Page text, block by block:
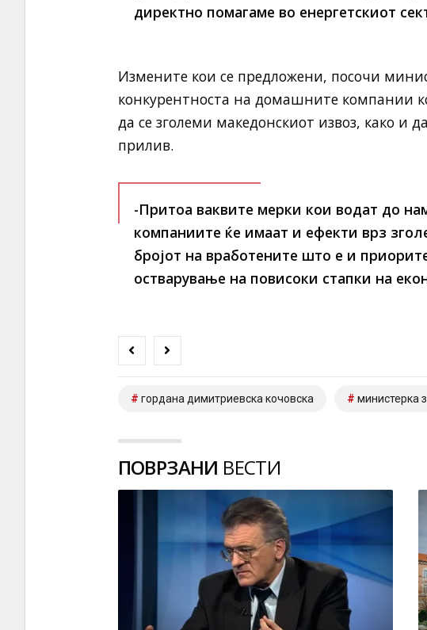
директно помагаме во енергетскиот
Измените кои се предложени, посочи
конкурентноста на домашните компании
да се зголеми македонскиот извоз, како и
прилив.
-Притоа ваквите мерки кои водат до
компаниите ќе имаат и ефекти врз
бројот на вработените што е и
остварување на повисоки стапки на
гордана димитриевска кочовска министерка
ПОВРЗАНИ ВЕСТИ